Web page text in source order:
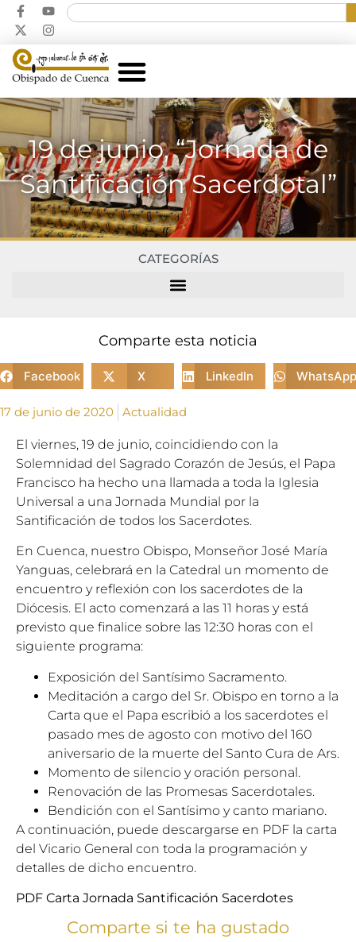
19 de junio, “Jornada de
Santificación Sacerdotal”
CATEGORÍAS
Comparte esta noticia
Facebook X LinkedIn WhatsApp
17 de junio de 2020 Actualidad
El viernes, 19 de junio, coincidiendo con la
Solemnidad del Sagrado Corazón de Jesús, el Papa
Francisco ha hecho una llamada a toda la Iglesia
Universal a una Jornada Mundial por la
Santificación de todos los Sacerdotes.
En Cuenca, nuestro Obispo, Monseñor José María
Yanguas, celebrará en la Catedral un momento de
encuentro y reflexión con los sacerdotes de la
Diócesis. El acto comenzará a las 11 horas y está
previsto que finalice sobre las 12:30 horas con el
siguiente programa:
Exposición del Santísimo Sacramento.
Meditación a cargo del Sr. Obispo en torno a la
Carta que el Papa escribió a los sacerdotes el
pasado mes de agosto con motivo del 160
aniversario de la muerte del Santo Cura de Ars.
Momento de silencio y oración personal.
Renovación de las Promesas Sacerdotales.
Bendición con el Santísimo y canto mariano.
A continuación, puede descargarse en PDF la carta
del Vicario General con toda la programación y
detalles de dicho encuentro.
PDF Carta Jornada Santificación Sacerdotes
Comparte si te ha gustado